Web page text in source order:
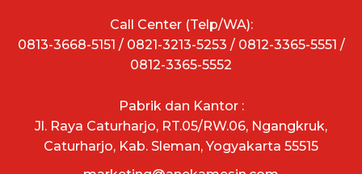
Call Center (Telp/WA):
0813-3668-5151 / 0821-3213-5253 / 0812-3365-5551 /
0812-3365-5552
Pabrik dan Kantor :
Jl. Raya Caturharjo, RT.05/RW.06, Ngangkruk,
Caturharjo, Kab. Sleman, Yogyakarta 55515